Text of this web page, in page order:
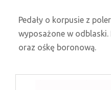
Pedały o korpusie z
wyposażone w odblaski.
oraz ośkę boronową.